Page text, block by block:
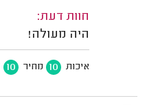
חוות דעת:
היה מעולה!
איכות 10 מחיר 10